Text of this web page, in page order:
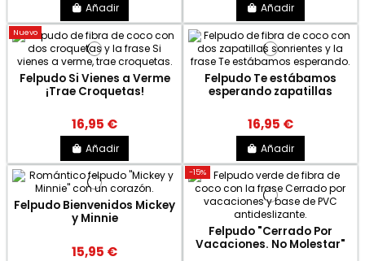
Añadir Añadir
Nuevo
Felpudo Si Vienes a Verme
¡Trae Croquetas!
16,95 €
Añadir
Felpudo Te estábamos
esperando zapatillas
16,95 €
Añadir
Felpudo Bienvenidos Mickey
y Minnie
15,95 €
-15%
Felpudo "Cerrado Por
Vacaciones. No Molestar"